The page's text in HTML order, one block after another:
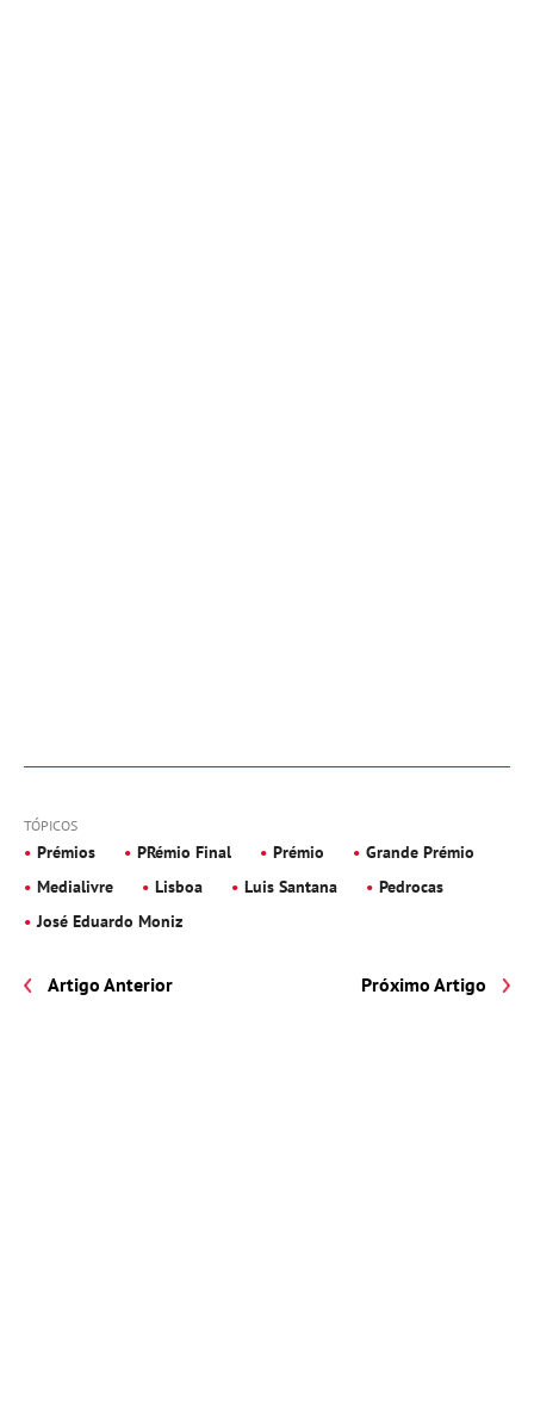
TÓPICOS
Prémios PRémio Final Prémio
Grande Prémio
Medialivre
Lisboa Luis Santana
Pedrocas
José Eduardo Moniz
Artigo Anterior Próximo Artigo